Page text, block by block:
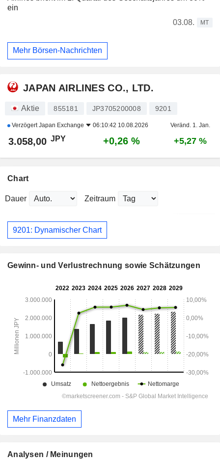
ein
03.08.
MT
Mehr Börsen-Nachrichten
JAPAN AIRLINES CO., LTD.
Aktie 855181 JP3705200008 9201
VerzögertJapan Exchange 06:10:42 10.08.2026 Veränd. 1. Jan.
3.058,00 JPY +0,26 % +5,27 %
Chart
Dauer Zeitraum
9201: Dynamischer Chart
Gewinn- und Verlustrechnung sowie Schätzungen
Mehr Finanzdaten
Analysen / Meinungen